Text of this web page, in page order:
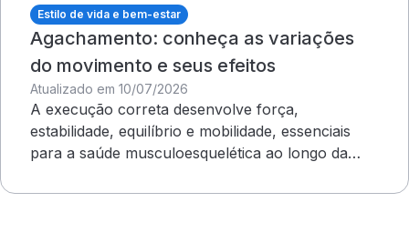
Estilo de vida e bem-estar
Agachamento: conheça as variações
do movimento e seus efeitos
Atualizado em 10/07/2026
A execução correta desenvolve força,
estabilidade, equilíbrio e mobilidade, essenciais
para a saúde musculoesquelética ao longo da